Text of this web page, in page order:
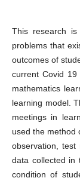
This research
problems that
outcomes of
current Covid
mathematics
learning model.
meetings in
used the method
observation,
data collected in
condition of